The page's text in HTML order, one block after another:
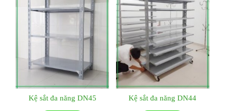
Kệ sắt đa năng DN45 Kệ sắt đa năng DN44